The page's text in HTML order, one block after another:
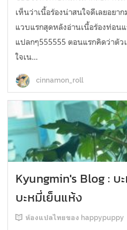
เห็นว่าเนื้อร้องน่าสนใจดีเลยอยา
แวบแรกสุดหลังอ่านเนื้อร้องท่อน
แปลกๆ555555 ตอนแรกคิดว่าตัว
ใจเน...
cinnamon_roll
Kyungmin's Blog : บ
บะหมี่เย็นแห้ง
ห้องแปลไทยของ happypuppy